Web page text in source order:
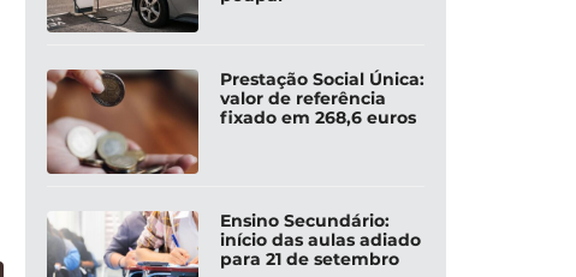
Prestação Social Única:
valor de referência
fixado em 268,6 euros
Ensino Secundário:
início das aulas adiado
para 21 de setembro